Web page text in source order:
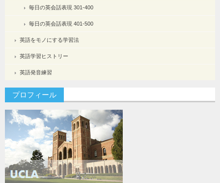
毎日の英会話表現 301-400
毎日の英会話表現 401-500
英語をモノにする学習法
英語学習ヒストリー
英語発音練習
プロフィール